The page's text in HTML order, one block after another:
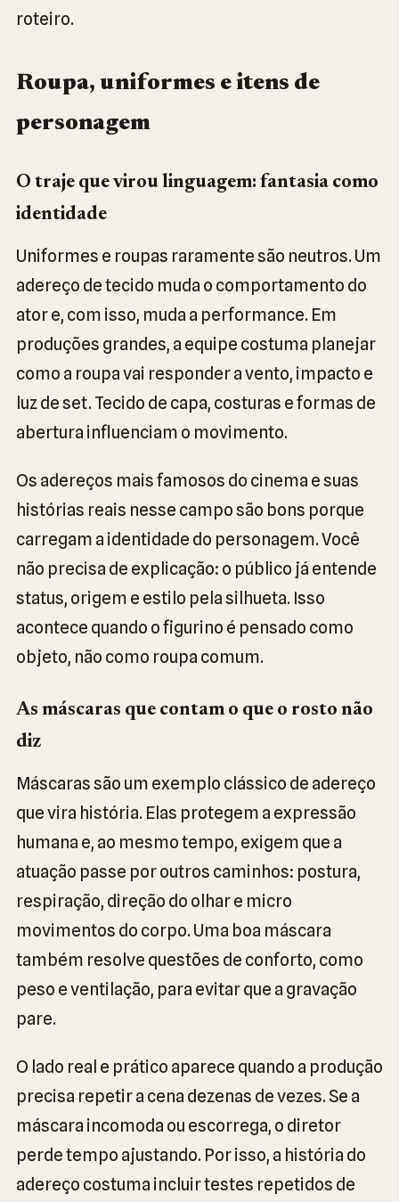
roteiro.
Roupa, uniformes e itens de
personagem
O traje que virou linguagem: fantasia como
identidade
Uniformes e roupas raramente são neutros. Um
adereço de tecido muda o comportamento do
ator e, com isso, muda a performance. Em
produções grandes, a equipe costuma planejar
como a roupa vai responder a vento, impacto e
luz de set. Tecido de capa, costuras e formas de
abertura influenciam o movimento.
Os adereços mais famosos do cinema e suas
histórias reais nesse campo são bons porque
carregam a identidade do personagem. Você
não precisa de explicação: o público já entende
status, origem e estilo pela silhueta. Isso
acontece quando o figurino é pensado como
objeto, não como roupa comum.
As máscaras que contam o que o rosto não
diz
Máscaras são um exemplo clássico de adereço
que vira história. Elas protegem a expressão
humana e, ao mesmo tempo, exigem que a
atuação passe por outros caminhos: postura,
respiração, direção do olhar e micro
movimentos do corpo. Uma boa máscara
também resolve questões de conforto, como
peso e ventilação, para evitar que a gravação
pare.
O lado real e prático aparece quando a produção
precisa repetir a cena dezenas de vezes. Se a
máscara incomoda ou escorrega, o diretor
perde tempo ajustando. Por isso, a história do
adereço costuma incluir testes repetidos de